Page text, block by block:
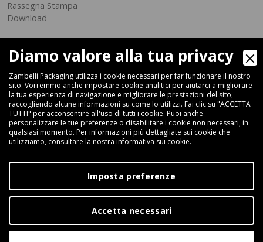
Rassegna Stampa
Download
Via Ferrara 35-41, 40018 San Pietro In Casale (Bologna) - ITALIA
Fax +39 051 66 68 369
+39 051 66 61 782
P.IVA IT 04212281200 - REA BO-576815
|
Diamo valore alla tua privacy
Zambelli Packaging utilizza i cookie necessari per far funzionare il nostro
sito. Vorremmo anche impostare cookie analitici per aiutarci a migliorare
la tua esperienza di navigazione e migliorare le prestazioni del sito,
raccogliendo alcune informazioni su come lo utilizzi. Fai clic su "ACCETTA
TUTTI" per acconsentire all'uso di tutti i cookie. Puoi anche
personalizzare le tue preferenze o disabilitare i cookie non necessari, in
qualsiasi momento. Per informazioni più dettagliate sui cookie che
utilizziamo, consultare la nostra informativa sui cookie.
Imposta preferenze
Accetta necessari